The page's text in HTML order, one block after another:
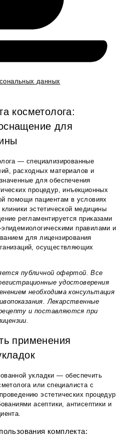
данных
косметолога:
для
— специализированные
расходных материалов и
для обеспечения
процедур, инъекционных
помощи пациентам в условиях
эстетической медицины
регламентируется приказами
правилами и
для лицензирования
осуществляющих
публичной офертой. Все
удостоверения
необходима консультация
Лекарственные
и поставляются при
применения
укладки — обеспечить
или специалиста с
эстетических процедур
асептики, антисептики и
комплекта: